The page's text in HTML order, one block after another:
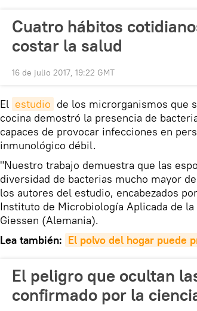
Cuatro hábitos
costar la salud
16 de julio 2017, 19:22 GMT
El estudio de los microrganismos que
cocina demostró la presencia de
capaces de provocar infecciones en
inmunológico débil.
"Nuestro trabajo demuestra que las
diversidad de bacterias mucho mayor
los autores del estudio, encabezados
Instituto de Microbiología Aplicada de
Giessen (Alemania).
Lea también: El polvo del hogar puede
El peligro que ocultan
confirmado por la